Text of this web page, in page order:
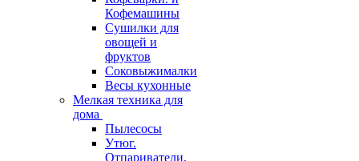
Кофемашины
Сушилки для
овощей и
фруктов
Соковыжималки
Весы кухонные
Мелкая техника для
дома
Пылесосы
Утюг.
Отпариватели.